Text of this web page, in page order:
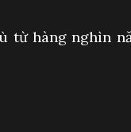
từ hàng nghìn